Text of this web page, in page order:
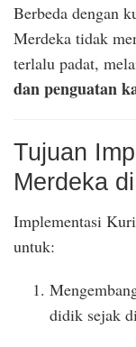
Berbeda dengan
Merdeka tidak
terlalu padat,
dan penguatan
Tujuan
Merdeka
Implementasi
untuk:
didik sejak